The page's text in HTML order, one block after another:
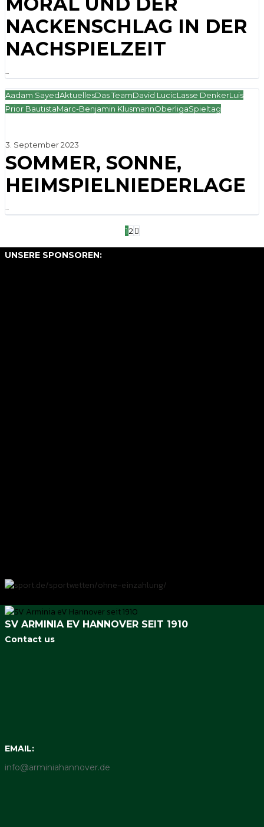
NACKENSCHLAG IN DER
NACHSPIELZEIT
...
Aadam SayedAktuellesDas TeamDavid LucicLasse DenkerLuis
Prior BautistaMarc-Benjamin KlusmannOberligaSpieltag
3. September 2023
SOMMER, SONNE,
HEIMSPIELNIEDERLAGE
...
12
UNSERE SPONSOREN:
SV ARMINIA EV HANNOVER SEIT 1910
Contact us
EMAIL:
info@arminiahannover.de